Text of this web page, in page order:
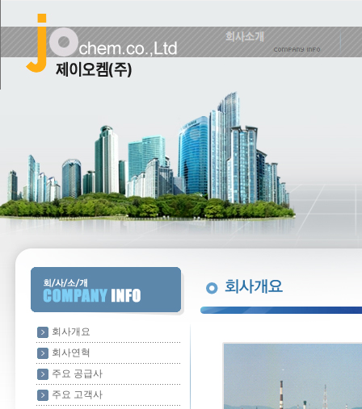
회사개요
회사연혁
주요 공급사
주요 고객사